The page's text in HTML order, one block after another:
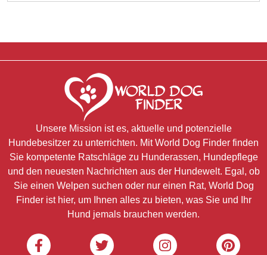
Unsere Mission ist es, aktuelle und potenzielle
Hundebesitzer zu unterrichten. Mit World Dog Finder finden
Sie kompetente Ratschläge zu Hunderassen, Hundepflege
und den neuesten Nachrichten aus der Hundewelt. Egal, ob
Sie einen Welpen suchen oder nur einen Rat, World Dog
Finder ist hier, um Ihnen alles zu bieten, was Sie und Ihr
Hund jemals brauchen werden.